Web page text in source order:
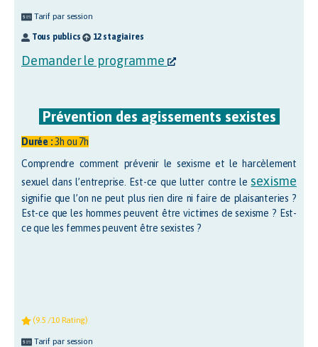
Tarif par session
Tous publics 12 stagiaires
Demander le programme
Prévention des agissements sexistes
Durée :3h ou 7h
Comprendre comment prévenir le sexisme et le harcèlement
sexuel dans l’entreprise. Est-ce que lutter contre le sexisme
signifie que l’on ne peut plus rien dire ni faire de plaisanteries ?
Est-ce que les hommes peuvent être victimes de sexisme ? Est-
ce que les femmes peuvent être sexistes ?
(9.5 /10 Rating)
Tarif par session